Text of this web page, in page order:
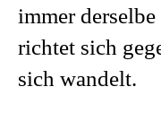
immer
richtet sich
sich wandelt.